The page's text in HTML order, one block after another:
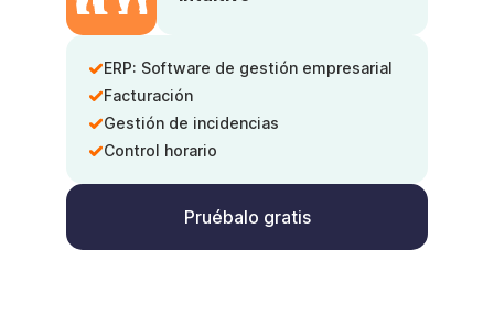
ERP: Software de gestión empresarial
Facturación
Gestión de incidencias
Control horario
Pruébalo gratis